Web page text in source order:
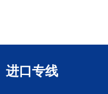
进口专线